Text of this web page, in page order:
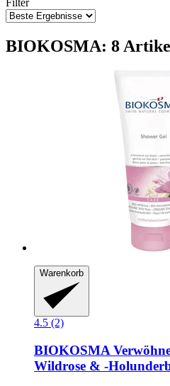
BIOKOSMA: 8
Warenkorb
4.5 (2)
BIOKOSMA
Wildrose & -​